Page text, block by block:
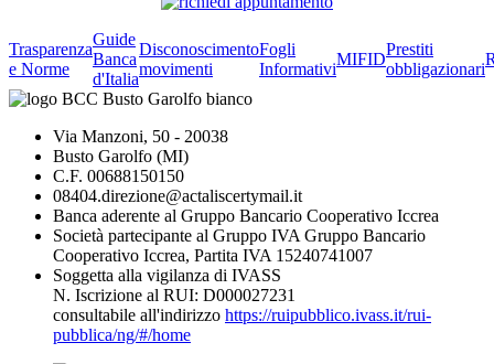
Trasparenza
e Norme
Guide
Banca
d'Italia
Disconoscimento
movimenti
Fogli
Informativi
MIFID
Prestiti
obbligazionari
Via Manzoni, 50 - 20038
Busto Garolfo (MI)
C.F. 00688150150
08404.direzione@actaliscertymail.it
Banca aderente al Gruppo Bancario Cooperativo Iccrea
Società partecipante al Gruppo IVA Gruppo Bancario
Cooperativo Iccrea, Partita IVA 15240741007
Soggetta alla vigilanza di IVASS
N. Iscrizione al RUI: D000027231
consultabile all'indirizzo https://ruipubblico.ivass.it/rui-
pubblica/ng/#/home